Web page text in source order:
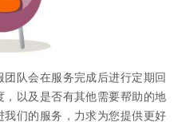
队会在服务完成后进行定期回
以及是否有其他需要帮助的地
们的服务，力求为您提供更好